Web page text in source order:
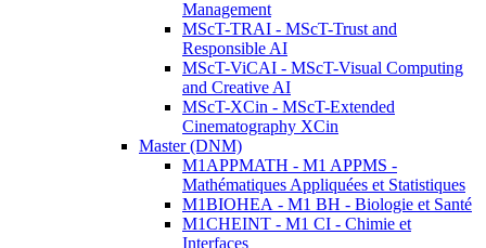
Management
MScT-TRAI - MScT-Trust and
Responsible AI
MScT-ViCAI - MScT-Visual Computing
and Creative AI
MScT-XCin - MScT-Extended
Cinematography XCin
Master (DNM)
M1APPMATH - M1 APPMS -
Mathématiques Appliquées et Statistiques
M1BIOHEA - M1 BH - Biologie et Santé
M1CHEINT - M1 CI - Chimie et
Interfaces